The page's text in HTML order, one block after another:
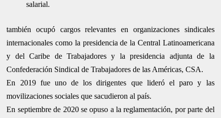
salarial.
también ocupó cargos relevantes en organizaciones sindicales
internacionales como la presidencia de la Central Latinoamericana
y del Caribe de Trabajadores y la presidencia adjunta de la
Confederación Sindical de Trabajadores de las Américas, CSA.
En 2019 fue uno de los dirigentes que lideró el paro y las
movilizaciones sociales que sacudieron al país.
En septiembre de 2020 se opuso a la reglamentación, por parte del